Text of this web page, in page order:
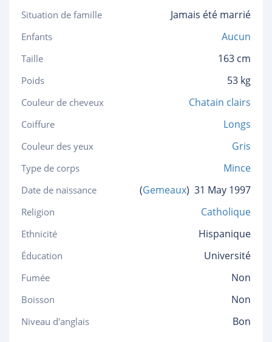
Situation de famille Jamais été marrié
Enfants Aucun
Taille 163 cm
Poids 53 kg
Couleur de cheveux Chatain clairs
Coiffure Longs
Couleur des yeux Gris
Type de corps Mince
Date de naissance (Gemeaux) 31 May 1997
Religion Catholique
Ethnicité Hispanique
Éducation Université
Fumée Non
Boisson Non
Niveau d'anglais Bon